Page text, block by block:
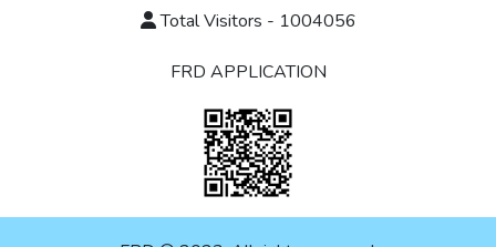
Total Visitors - 1004056
FRD APPLICATION